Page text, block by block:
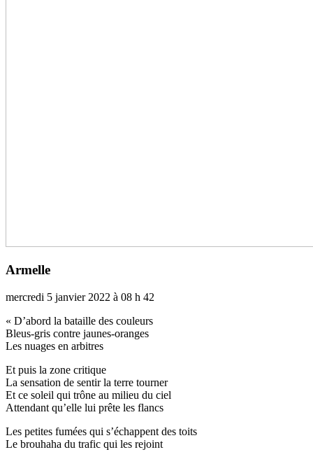
Armelle
mercredi 5 janvier 2022 à 08 h 42
« D’abord la bataille des cou­leurs
Bleus-gris contre jaunes-oran­ges
Les nuages en arbi­tres
Et puis la zone cri­ti­que
La sen­sa­tion de sentir la terre tour­ner
Et ce soleil qui trône au milieu du ciel
Attendant qu’elle lui prête les flancs
Les peti­tes fumées qui s’échappent des toits
Le brou­haha du trafic qui les rejoint